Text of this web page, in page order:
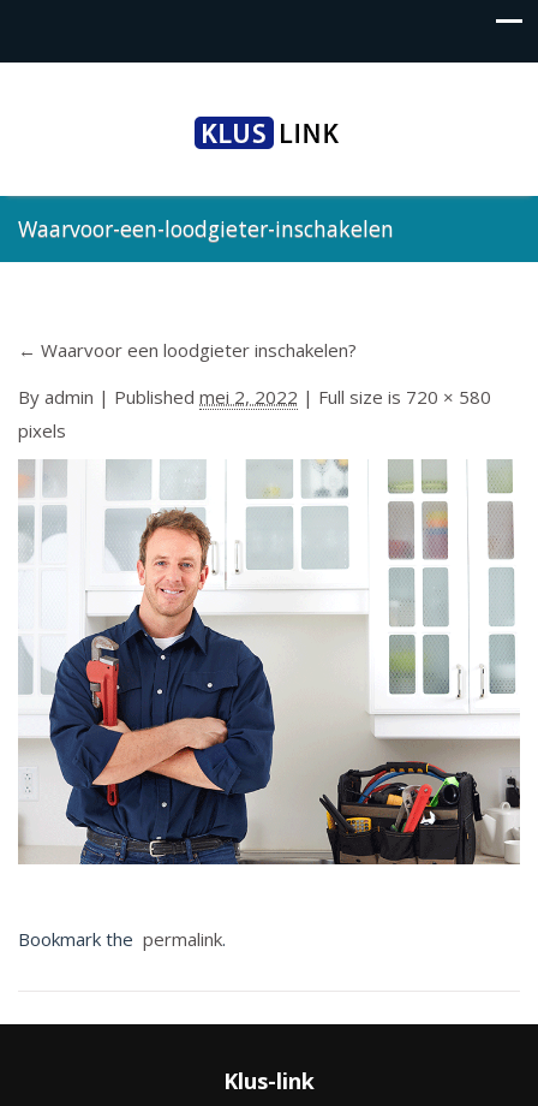
Waarvoor-een-loodgieter-inschakelen
← Waarvoor een loodgieter inschakelen?
By admin | Published mei 2, 2022 | Full size is 720 × 580
pixels
Bookmark the permalink.
Klus-link